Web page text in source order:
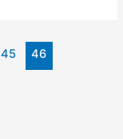
45 46